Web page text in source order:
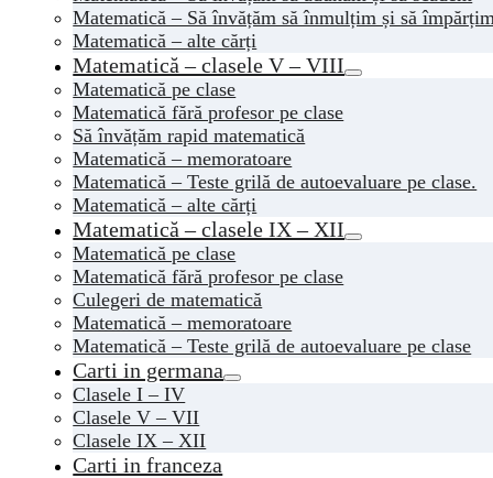
Matematică – Să învățăm să înmulțim și să
Matematică – alte cărți
Matematică – clasele V – VIII
Matematică pe clase
Matematică fără profesor pe clase
Să învățăm rapid matematică
Matematică – memoratoare
Matematică – Teste grilă de autoevaluare pe clase.
Matematică – alte cărți
Matematică – clasele IX – XII
Matematică pe clase
Matematică fără profesor pe clase
Culegeri de matematică
Matematică – memoratoare
Matematică – Teste grilă de autoevaluare pe clase
Carti in germana
Clasele I – IV
Clasele V – VII
Clasele IX – XII
Carti in franceza